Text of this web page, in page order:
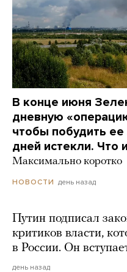
В конце июня
дневную
чтобы побудить ее
дней истекли. Что
Максимально коротко
НОВОСТИ день назад
Путин подписал
критиков власти,
в России. Он
день назад